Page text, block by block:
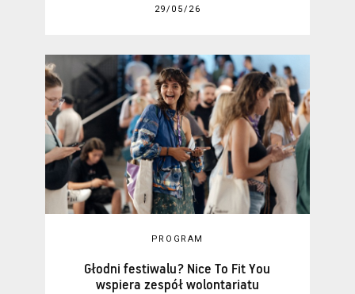
29/05/26
PROGRAM
Głodni festiwalu? Nice To Fit You
wspiera zespół wolontariatu